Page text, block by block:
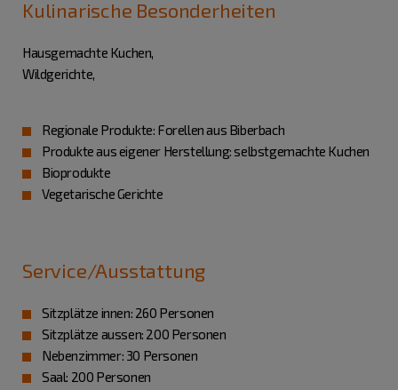
Kulinarische Besonderheiten
Hausgemachte Kuchen,
Wildgerichte,
Regionale Produkte: Forellen aus Biberbach
Produkte aus eigener Herstellung: selbstgemachte Kuchen
Bioprodukte
Vegetarische Gerichte
Service/Ausstattung
Sitzplätze innen: 260 Personen
Sitzplätze aussen: 200 Personen
Nebenzimmer: 30 Personen
Saal: 200 Personen